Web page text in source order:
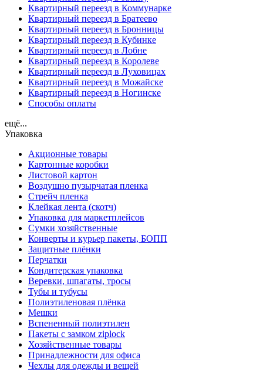
Квартирный переезд в Коммунарке
Квартирный переезд в Братеево
Квартирный переезд в Бронницы
Квартирный переезд в Кубинке
Квартирный переезд в Лобне
Квартирный переезд в Королеве
Квартирный переезд в Луховицах
Квартирный переезд в Можайске
Квартирный переезд в Ногинске
Способы оплаты
ещё...
Упаковка
Акционные товары
Картонные коробки
Листовой картон
Воздушно пузырчатая пленка
Стрейч пленка
Клейкая лента (скотч)
Упаковка для маркетплейсов
Сумки хозяйственные
Конверты и курьер пакеты, БОПП
Защитные плёнки
Перчатки
Кондитерская упаковка
Веревки, шпагаты, тросы
Тубы и тубусы
Полиэтиленовая плёнка
Мешки
Вспененный полиэтилен
Пакеты с замком ziplock
Хозяйственные товары
Принадлежности для офиса
Чехлы для одежды и вещей